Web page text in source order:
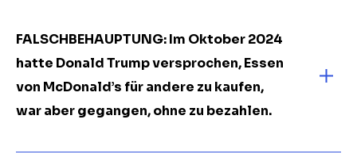
FALSCHBEHAUPTUNG:Im Oktober 2024
hatte Donald Trump versprochen, Essen
von McDonald’s für andere zu kaufen,
war aber gegangen, ohne zu bezahlen.